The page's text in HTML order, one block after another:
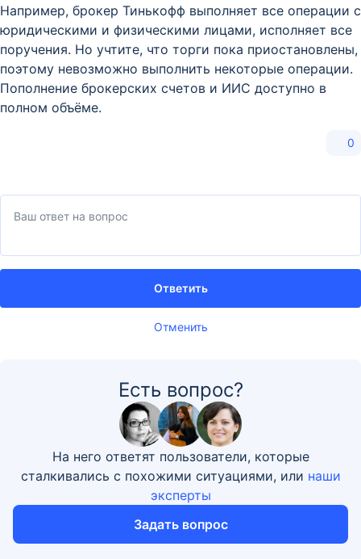
Например, брокер Тинькофф выполняет все операции с
юридическими и физическими лицами, исполняет все
поручения. Но учтите, что торги пока приостановлены,
поэтому невозможно выполнить некоторые операции.
Пополнение брокерских счетов и ИИС доступно в
полном объёме.
0
Отменить
Ответить
Есть вопрос?
На него ответят пользователи, которые
сталкивались с похожими ситуациями, или наши
эксперты
Задать вопрос